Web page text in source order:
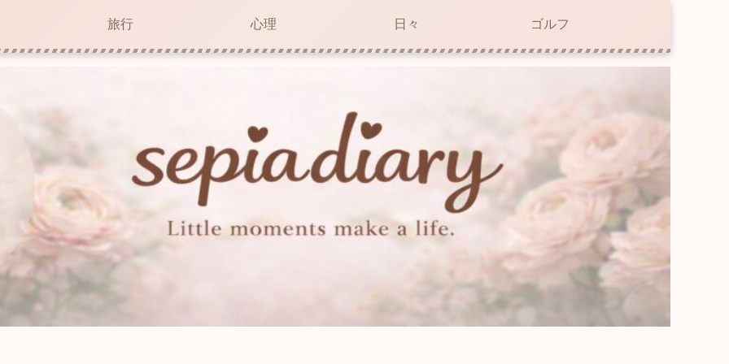
旅行 心理 日々 ゴルフ